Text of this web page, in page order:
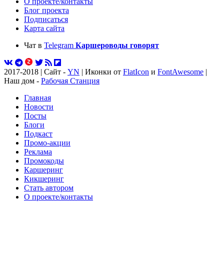
Блог проекта
Подписаться
Карта сайта
Чат в Telegram Каршероводы говорят
2017-2018 | Сайт - YN | Иконки от FlatIcon и FontAwesome |
Наш дом - Рабочая Станция
Главная
Новости
Посты
Блоги
Подкаст
Промо-акции
Реклама
Промокоды
Каршеринг
Кикшеринг
Стать автором
О проекте/контакты